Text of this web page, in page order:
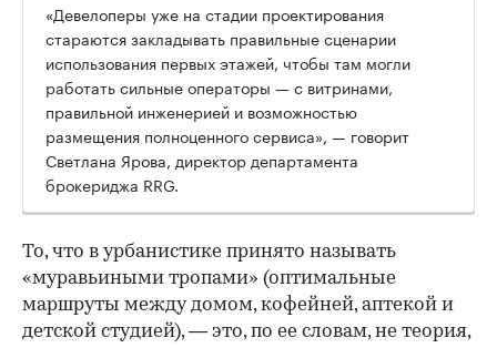
00:00
«Девелоперы уже на стадии проектирования
стараются закладывать правильные сценарии
использования первых этажей, чтобы там могли
работать сильные операторы — с витринами,
правильной инженерией и возможностью
размещения полноценного сервиса», — говорит
Светлана Ярова, директор департамента
брокериджа RRG.
То, что в урбанистике принято называть
«муравьиными тропами» (оптимальные
маршруты между домом, кофейней, аптекой и
детской студией), — это, по ее словам, не теория,